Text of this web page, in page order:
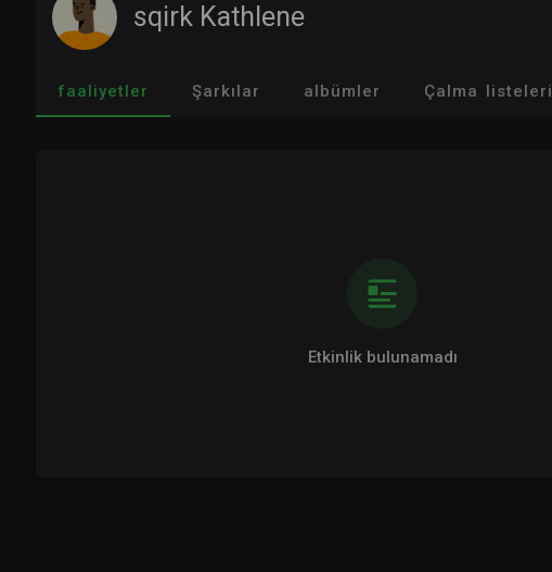
sqirk Kathlene
faaliyetler Şarkılar albümler Çalma listeleri
Etkinlik bulunamadı